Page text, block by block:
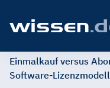
Einmalkauf versus
Software-